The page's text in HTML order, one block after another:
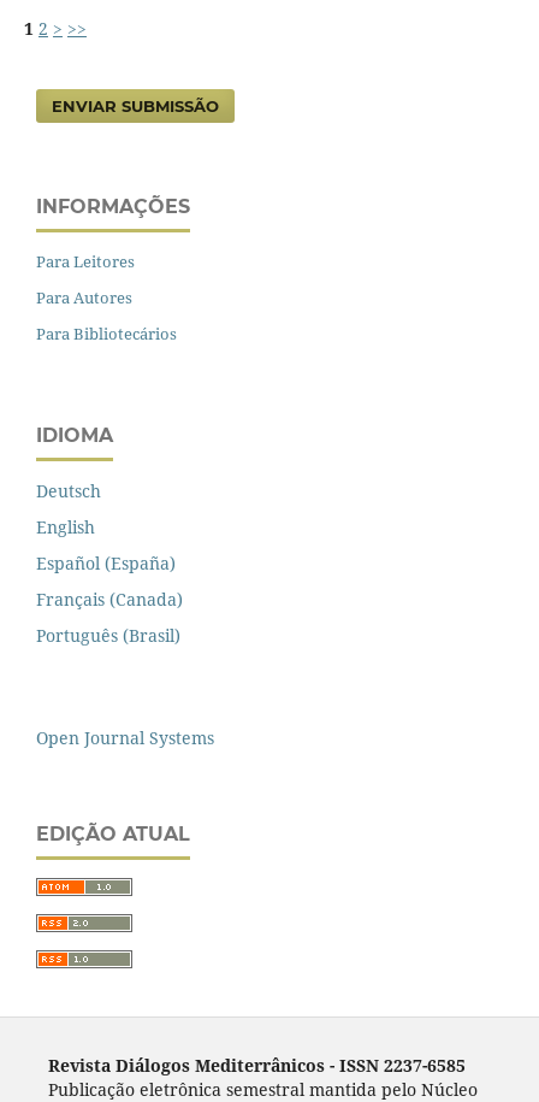
1 2 > >>
ENVIAR SUBMISSÃO
INFORMAÇÕES
Para Leitores
Para Autores
Para Bibliotecários
IDIOMA
Deutsch
English
Español (España)
Français (Canada)
Português (Brasil)
Open Journal Systems
EDIÇÃO ATUAL
Revista Diálogos Mediterrânicos - ISSN 2237-6585
Publicação eletrônica semestral mantida pelo Núcleo